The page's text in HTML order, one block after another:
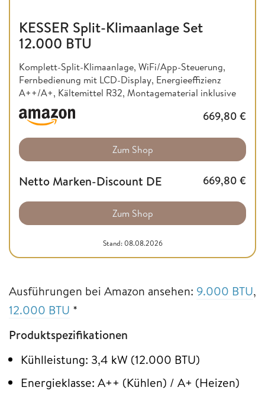
KESSER Split-Klimaanlage Set
12.000 BTU
Komplett-Split-Klimaanlage, WiFi/App-Steuerung,
Fernbedienung mit LCD-Display, Energieeffizienz
A++/A+, Kältemittel R32, Montagematerial inklusive
669,80 €
Zum Shop
Netto Marken-Discount DE 669,80 €
Zum Shop
Stand: 08.08.2026
Ausführungen bei Amazon ansehen: 9.000 BTU,
12.000 BTU *
Produktspezifikationen
Kühlleistung: 3,4 kW (12.000 BTU)
Energieklasse: A++ (Kühlen) / A+ (Heizen)